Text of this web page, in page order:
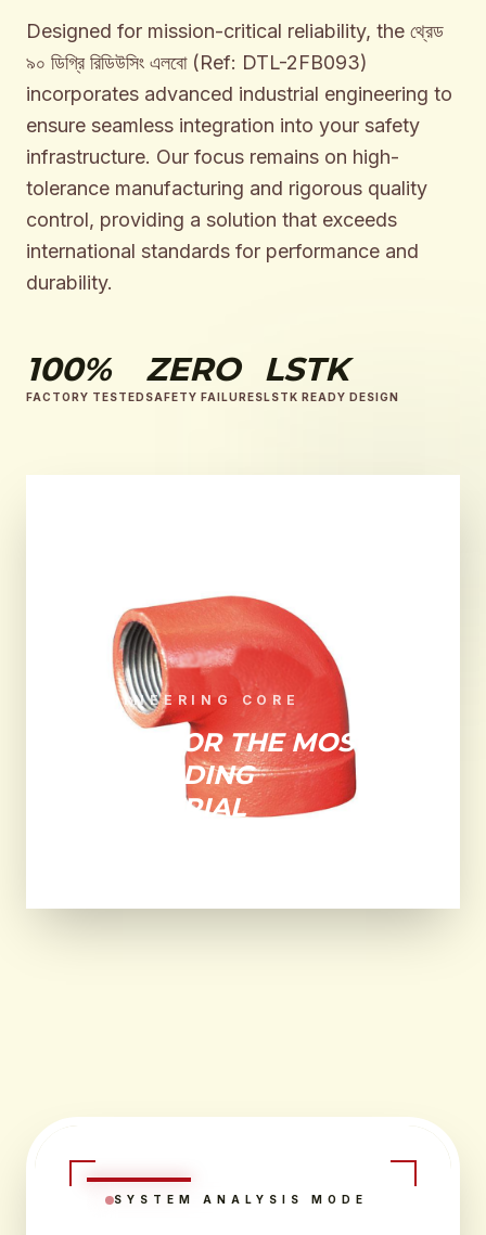
Designed for mission-critical reliability, the থ্রেড
৯০ ডিগ্রি রিডিউসিং এলবো (Ref: DTL-2FB093)
incorporates advanced industrial engineering to
ensure seamless integration into your safety
infrastructure. Our focus remains on high-
tolerance manufacturing and rigorous quality
control, providing a solution that exceeds
international standards for performance and
durability.
100%
FACTORY TESTED
ZERO
SAFETY FAILURES
LSTK
LSTK READY DESIGN
ENGINEERING CORE
BUILT FOR THE MOST
DEMANDING
INDUSTRIAL
SYSTEM ANALYSIS MODE